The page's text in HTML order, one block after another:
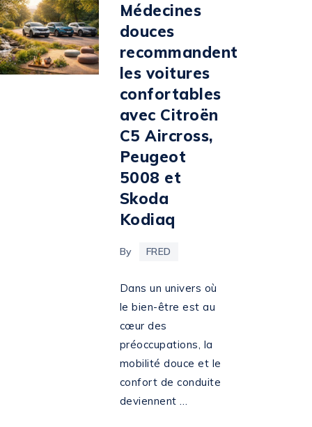
Médecines
douces
recommandent
les voitures
confortables
avec Citroën
C5 Aircross,
Peugeot
5008 et
Skoda
Kodiaq
By FRED
Dans un univers où
le bien-être est au
cœur des
préoccupations, la
mobilité douce et le
confort de conduite
deviennent …